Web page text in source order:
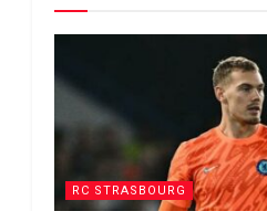
RC STRASBOURG